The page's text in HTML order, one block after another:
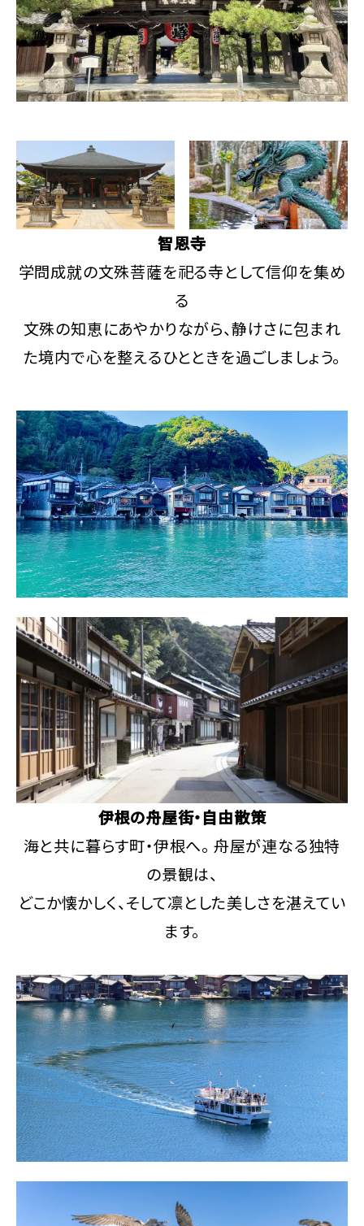
智恩寺
学問成就の文殊菩薩を祀る寺として信仰を集め
る
文殊の知恵にあやかりながら、静けさに包まれ
た境内で心を整えるひとときを過ごしましょう。
伊根の舟屋街・自由散策
海と共に暮らす町・伊根へ。 舟屋が連なる独特
の景観は、
どこか懐かしく、そして凛とした美しさを湛えてい
ます。